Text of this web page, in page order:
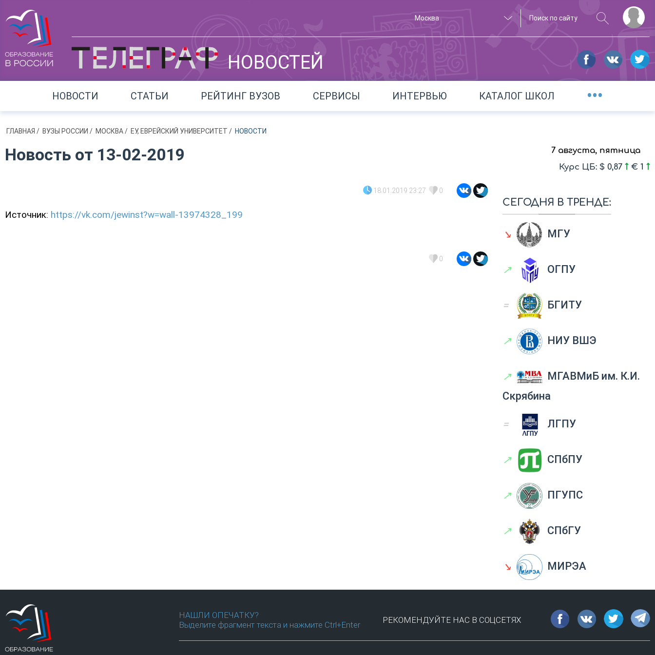
Москва
НОВОСТЕЙ
НОВОСТИ СТАТЬИ РЕЙТИНГ ВУЗОВ СЕРВИСЫ ИНТЕРВЬЮ КАТАЛОГ ШКОЛ •••
ГЛАВНАЯ / ВУЗЫ РОССИИ / МОСКВА/ ЕУ, ЕВРЕЙСКИЙ УНИВЕРСИТЕТ / НОВОСТИ
Новость от 13-02-2019
18.01.2019 23:27 0
Источник: https://vk.com/jewinst?w=wall-13974328_199
0
7 августа, пятница
Курс ЦБ: $ 0,87
€ 1
СЕГОДНЯ В ТРЕНДЕ:
↘ МГУ
↗ ОГПУ
= БГИТУ
↗ НИУ ВШЭ
↗
МГАВМиБ им. К.И.
Скрябина
= ЛГПУ
↗ СПбПУ
↗ ПГУПС
↗ СПбГУ
↘ МИРЭА
НАШЛИ ОПЕЧАТКУ?
Выделите фрагмент текста и нажмите Ctrl+Enter
РЕКОМЕНДУЙТЕ НАС В СОЦСЕТЯХ